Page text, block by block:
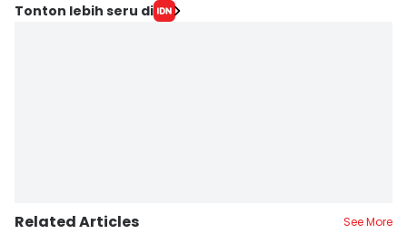
Tonton lebih seru di
Related Articles See More